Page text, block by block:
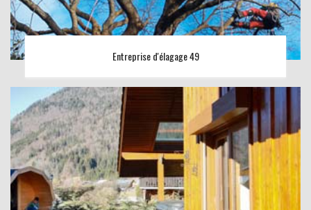
Entreprise d'élagage 49